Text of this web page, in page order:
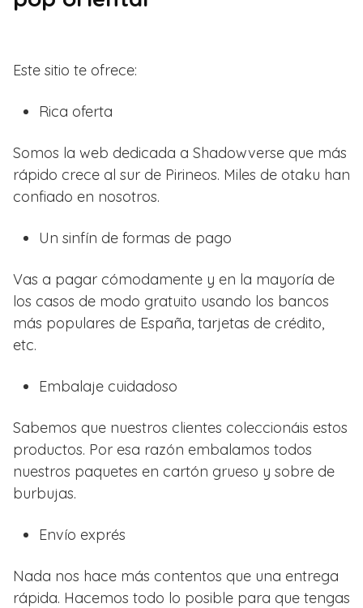
Este sitio te ofrece:
Rica oferta
Somos la web dedicada a Shadowverse que más
rápido crece al sur de Pirineos. Miles de otaku han
confiado en nosotros.
Un sinfín de formas de pago
Vas a pagar cómodamente y en la mayoría de
los casos de modo gratuito usando los bancos
más populares de España, tarjetas de crédito,
etc.
Embalaje cuidadoso
Sabemos que nuestros clientes coleccionáis estos
productos. Por esa razón embalamos todos
nuestros paquetes en cartón grueso y sobre de
burbujas.
Envío exprés
Nada nos hace más contentos que una entrega
rápida. Hacemos todo lo posible para que tengas